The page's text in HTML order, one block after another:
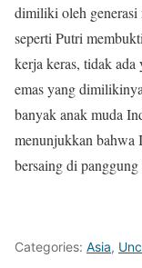
dimiliki oleh generasi
seperti Putri
kerja keras, tidak
emas yang
banyak anak muda
menunjukkan bahwa
bersaing di panggung
Categories: Asia,